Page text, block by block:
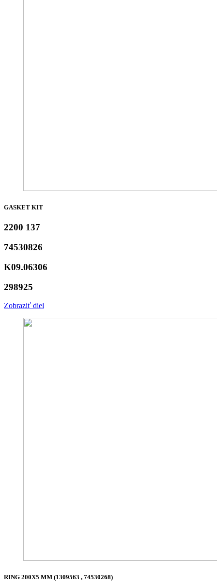
GASKET KIT
2200 137
74530826
K09.06306
298925
Zobraziť diel
RING 200X5 MM (1309563 , 74530268)